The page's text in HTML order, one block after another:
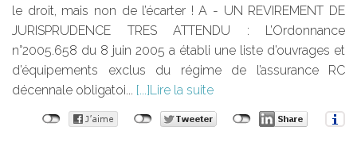
le droit, mais non de l’écarter ! A - UN REVIREMENT DE
JURISPRUDENCE TRES ATTENDU : L’Ordonnance
n°2005.658 du 8 juin 2005 a établi une liste d’ouvrages et
d’équipements exclus du régime de l’assurance RC
décennale obligatoi...
Lire la suite